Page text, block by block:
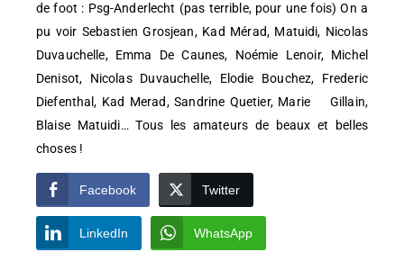
de foot : Psg-Anderlecht (pas terrible, pour une fois) On a
pu voir Sebastien Grosjean, Kad Mérad, Matuidi, Nicolas
Duvauchelle, Emma De Caunes, Noémie Lenoir, Michel
Denisot, Nicolas Duvauchelle, Elodie Bouchez, Frederic
Diefenthal, Kad Merad, Sandrine Quetier, Marie Gillain,
Blaise Matuidi… Tous les amateurs de beaux et belles
choses !
Facebook Twitter
LinkedIn WhatsApp